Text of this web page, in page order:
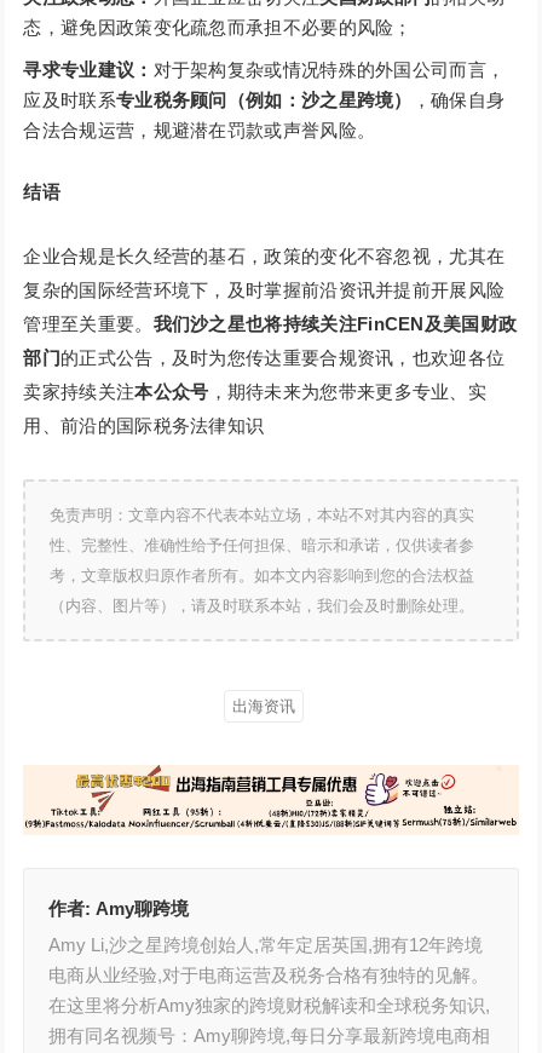
态，避免因政策变化疏忽而承担不必要的风险；
寻求专业建议： 对于架构复杂或情况特殊的外国公司而言，
应及时联系专业税务顾问（例如：沙之星跨境）
，确保自身
合法合规运营，规避潜在罚款或声誉风险。
结语
企业合规是长久经营的基石，政策的变化不容忽视，尤其在
复杂的国际经营环境下，及时掌握前沿资讯并提前开展风险
管理至关重要。 我们沙之星也将持续关注FinCEN及美国财政
部门的正式公告，及时为您传达重要合规资讯，也欢迎各位
卖家持续关注本公众号 ，期待未来为您带来更多专业、实
用、前沿的国际税务法律知识
免责声明：文章内容不代表本站立场，本站不对其内容的真实
性、完整性、准确性给予任何担保、暗示和承诺，仅供读者参
考，文章版权归原作者所有。如本文内容影响到您的合法权益
（内容、图片等），请及时联系本站，我们会及时删除处理。
出海资讯
作者:Amy聊跨境
Amy Li,沙之星跨境创始人,常年定居英国,拥有12年跨境
电商从业经验,对于电商运营及税务合格有独特的见解。
在这里将分析Amy独家的跨境财税解读和全球税务知识,
拥有同名视频号：Amy聊跨境,每日分享最新跨境电商相